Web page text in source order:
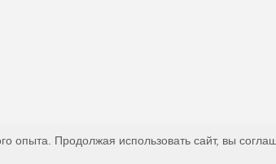
опыта. Продолжая использовать сайт, вы